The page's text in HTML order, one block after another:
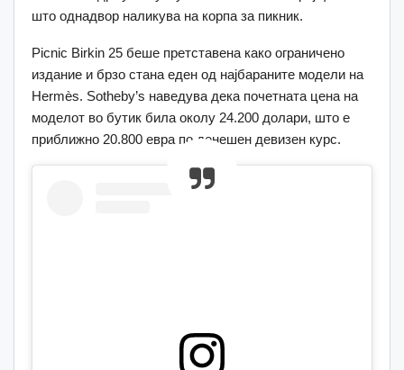
што однадвор наликува на корпа за пикник.
Picnic Birkin 25 беше претставена како ограничено
издание и брзо стана еден од најбараните модели на
Hermès. Sotheby’s наведува дека почетната цена на
моделот во бутик била околу 24.200 долари, што е
приближно 20.800 евра по денешен девизен курс.